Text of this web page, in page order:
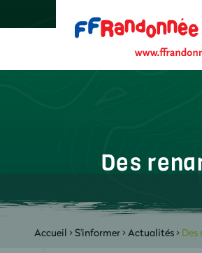
Des
Accueil >S'informer>Actualités>